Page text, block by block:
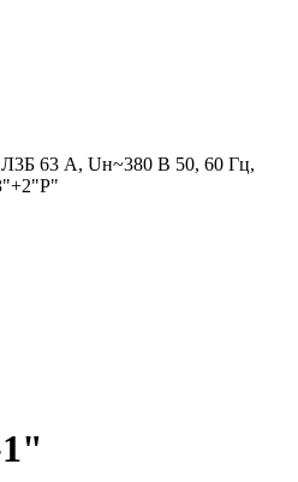
63 А, Uн~380 В 50, 60 Гц,